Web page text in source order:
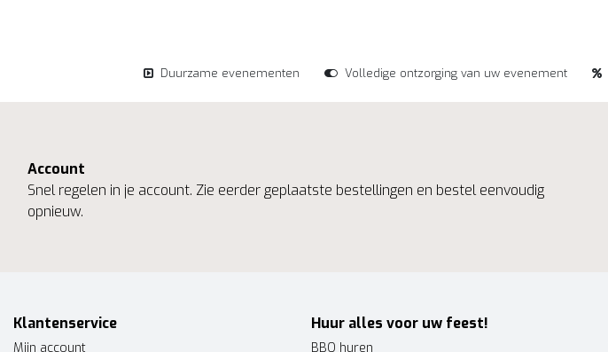
Duurzame evenementen Volledige ontzorging van uw evenement
Account
Snel regelen in je account. Zie eerder geplaatste bestellingen en bestel eenvoudig
opnieuw.
Klantenservice
Mijn account
Huur alles voor uw feest!
BBQ huren